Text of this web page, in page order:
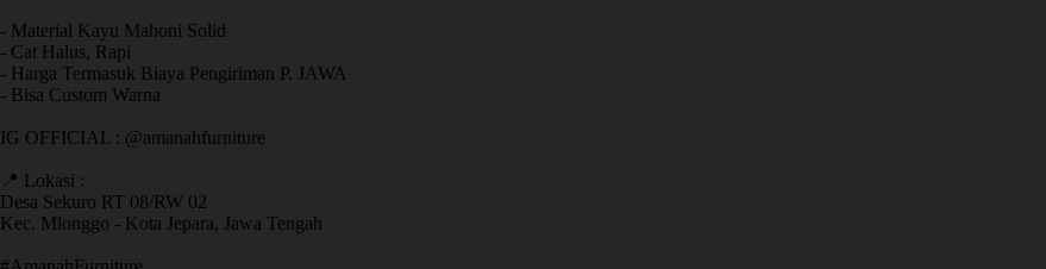
- Material Kayu Mahoni Solid
- Cat Halus, Rapi
- Harga Termasuk Biaya Pengiriman P. JAWA
- Bisa Custom Warna
IG OFFICIAL : @amanahfurniture
📍 Lokasi :
Desa Sekuro RT 08/RW 02
Kec. Mlonggo - Kota Jepara, Jawa Tengah